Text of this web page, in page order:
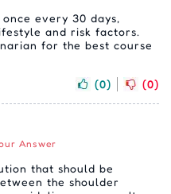
every 30 days,
and risk factors.
for the best course
(0) (0)
Answer
that should be
the shoulder